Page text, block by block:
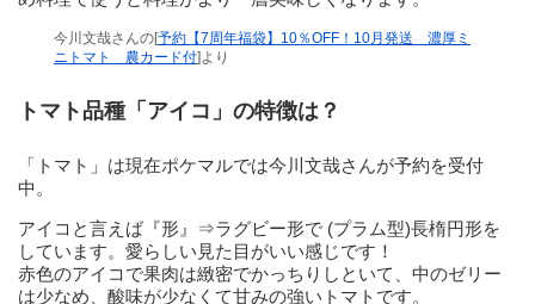
今川文哉さんの[予約【7周年福袋】10％OFF！10月発送 濃厚ミ
ニトマト 農カード付]より
トマト品種「アイコ」の特徴は？
「トマト」は現在ポケマルでは今川文哉さんが予約を受付
中。
アイコと言えば『形』⇒ラグビー形で (プラム型)長楕円形を
しています。愛らしい見た目がいい感じです！
赤色のアイコで果肉は緻密でかっちりしといて、中のゼリー
は少なめ、酸味が少なくて甘みの強いトマトです。